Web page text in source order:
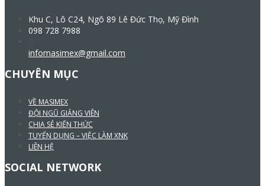
Khu C, Lô C24, Ngõ 89 Lê Đức Thọ, Mỹ Đình
098 728 7988
infomasimex@gmail.com
CHUYÊN MỤC
VỀ MASIMEX
ĐỘI NGŨ GIẢNG VIÊN
CHIA SẺ KIẾN THỨC
TUYỂN DỤNG – VIỆC LÀM XNK
LIÊN HỆ
SOCIAL NETWORK